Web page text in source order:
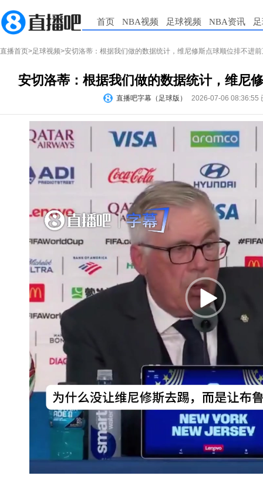
首页 NBA视频 足球视频 NBA资讯
直播首页>足球视频>安切洛蒂：根据我们做的数据统计，维尼修斯点球顺位排不进
安切洛蒂：根据我们做的数据统计，维尼
直播吧字幕（足球版） 2026-07-06 08:36:55